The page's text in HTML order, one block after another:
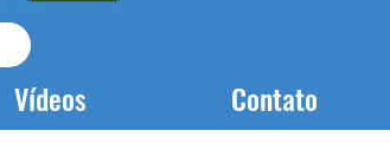
Vídeos Contato